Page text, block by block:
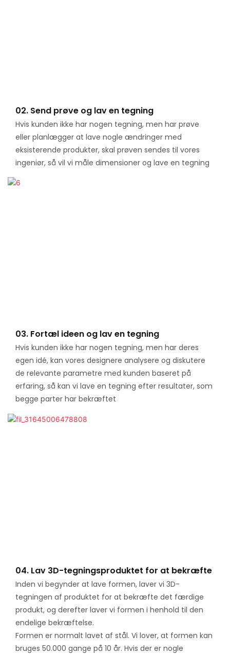
02. Send prøve og lav en tegning
Hvis kunden ikke har nogen tegning, men har prøve
eller planlægger at lave nogle ændringer med
eksisterende produkter, skal prøven sendes til vores
ingeniør, så vil vi måle dimensioner og lave en tegning
03. Fortæl ideen og lav en tegning
Hvis kunden ikke har nogen tegning, men har deres
egen idé, kan vores designere analysere og diskutere
de relevante parametre med kunden baseret på
erfaring, så kan vi lave en tegning efter resultater, som
begge parter har bekræftet
04. Lav 3D-tegningsproduktet for at bekræfte
Inden vi begynder at lave formen, laver vi 3D-
tegningen af ​​produktet for at bekræfte det færdige
produkt, og derefter laver vi formen i henhold til den
endelige bekræftelse.
Formen er normalt lavet af stål. Vi lover, at formen kan
bruges 50.000 gange på 10 år. Hvis der er nogle